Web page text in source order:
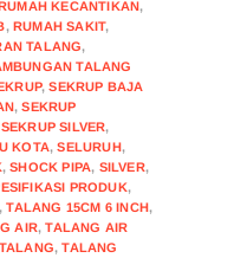
KECANTIKAN,
,RUMAH SAKIT,
TALANG,
TALANG
,SEKRUP BAJA
,SEKRUP
SEKRUP SILVER,
KOTA,SELURUH,
,SHOCK PIPA, SILVER,
PRODUK,
,TALANG 15CM 6 INCH,
AIR,TALANG AIR
,TALANG